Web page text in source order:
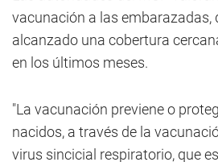
vacunación a las embarazadas,
alcanzado una cobertura
en los últimos meses.
"La vacunación previene o
nacidos, a través de la
virus sincicial respiratorio, que